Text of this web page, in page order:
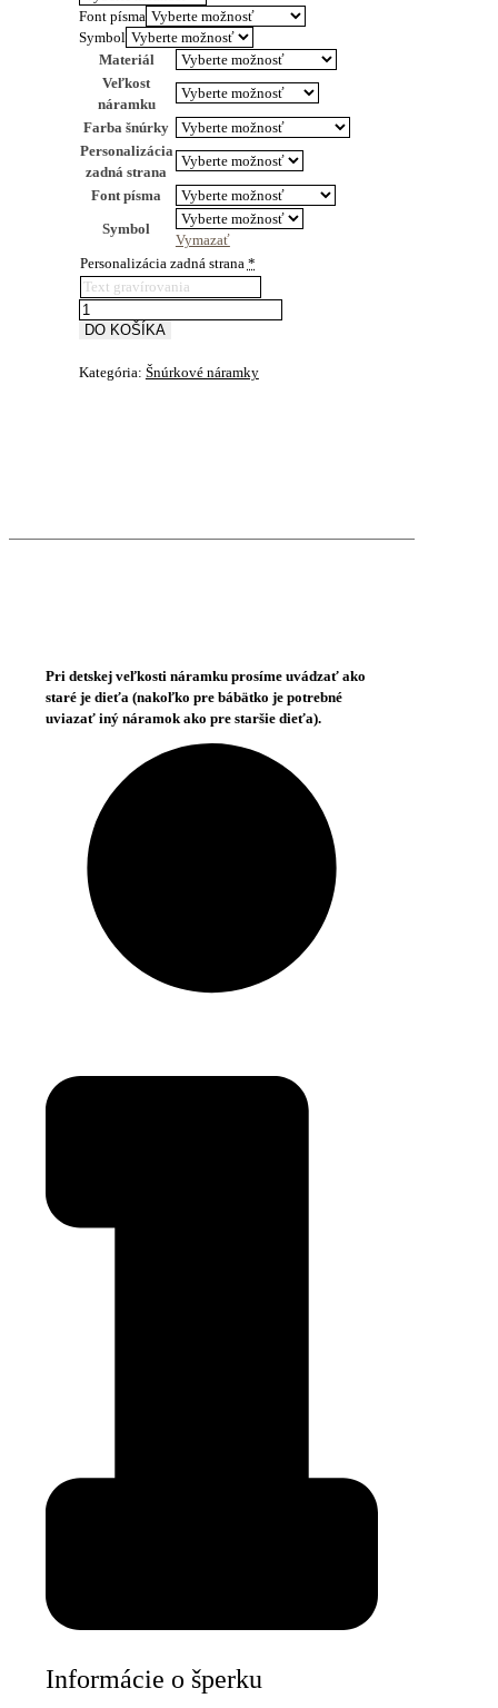
Font písma
Symbol
Materiál
Veľkost
náramku
Farba šnúrky
Personalizácia
zadná strana
Font písma
Symbol
Vymazať
Personalizácia zadná strana *
množstvo
Šnúrkový
Lebka
DO KOŠÍKA
Kategória: Šnúrkové náramky
Pri detskej veľkosti náramku prosíme uvádzať ako
staré je dieťa (nakoľko pre bábätko je potrebné
uviazať iný náramok ako pre staršie dieťa).
Informácie o šperku